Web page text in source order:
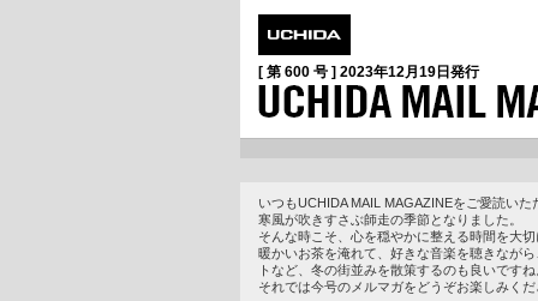
[ 第 600 号 ] 2023年12月19日 発行
いつもUCHIDA MAIL MAGAZINEをご愛読い
寒風が吹きすさぶ師走の季節となりました。
そんな時こそ、心を穏やかに整える時間を大
暖かいお茶を淹れて、好きな音楽を聴きなが
トなど、冬の街並みを散策するのも良いですね
それでは今号のメルマガをどうぞお楽しみく